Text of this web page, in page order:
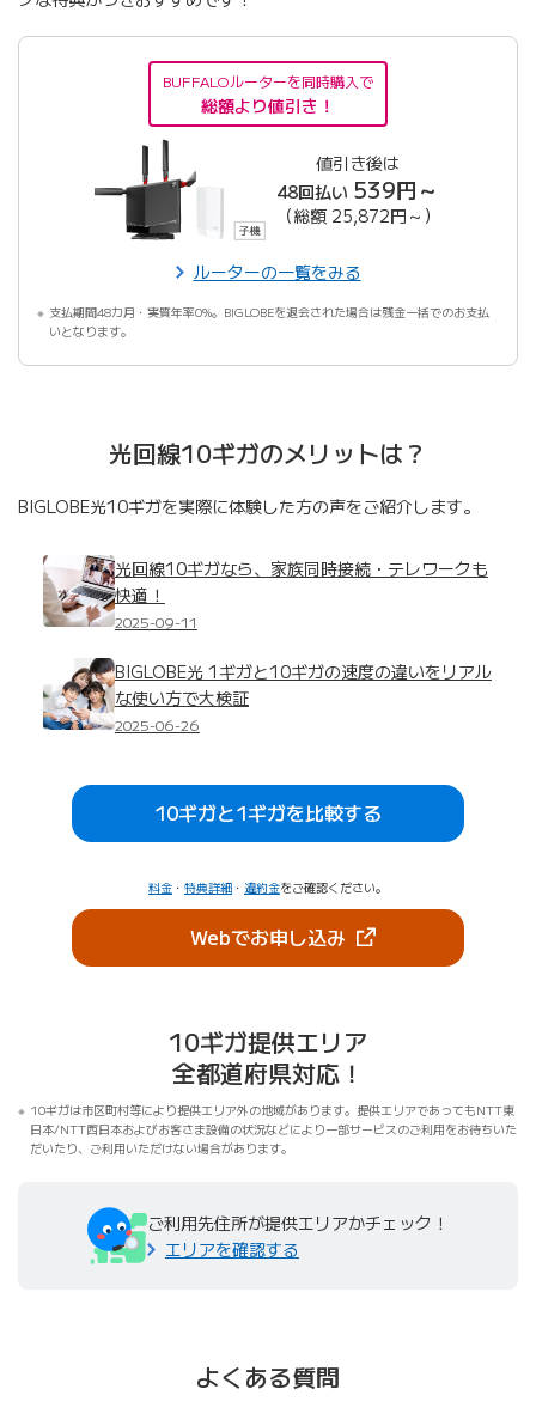
BUFFALOルーターを同時購入で
総額より値引き！
値引き後は
48回払い 539円～
（総額 25,872円～）
ルーターの一覧をみる
支払期間48カ月・実質年率0%。BIGLOBEを退会された場合は残金一括でのお支払
いとなります。
光回線10ギガのメリットは？
BIGLOBE光10ギガを実際に体験した方の声をご紹介します。
光回線10ギガなら、家族同時接続・テレワークも
快適！
2025-09-11
BIGLOBE光 1ギガと10ギガの速度の違いをリアル
な使い方で大検証
2025-06-26
10ギガと1ギガを比較する
料金 ・ 特典詳細 ・ 違約金をご確認ください。
Webでお申し込み（新しいタブで開き
10ギガ提供エリア
全都道府県対応！
10ギガは市区町村等により提供エリア外の地域があります。提供エリアであってもNTT東
日本/NTT西日本およびお客さま設備の状況などにより一部サービスのご利用をお待ちいた
だいたり、ご利用いただけない場合があります。
ご利用先住所が提供エリアかチェック！
エリアを確認する
よくある質問